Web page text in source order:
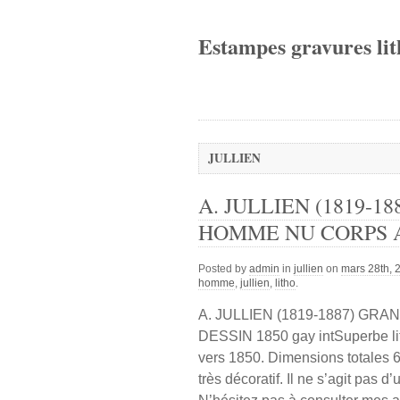
Estampes gravures
JULLIEN
A. JULLIEN (1819-
HOMME NU CORPS
Posted by admin in jullien on mars 28th,
homme, jullien, litho.
A. JULLIEN (1819-1887)
DESSIN 1850 gay intSuperbe
vers 1850. Dimensions totales
très décoratif. Il ne s’agit pas